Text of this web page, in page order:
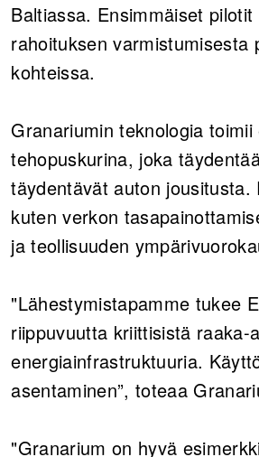
Baltiassa. Ensimmäiset
rahoituksen varmistumisesta
kohteissa.
Granariumin teknologia
tehopuskurina, joka
täydentävät auton
kuten verkon
ja teollisuuden
"Lähestymistapamme tukee
riippuvuutta kriittisistä
energiainfrastruktuuria.
asentaminen”, toteaa
"Granarium on hyvä